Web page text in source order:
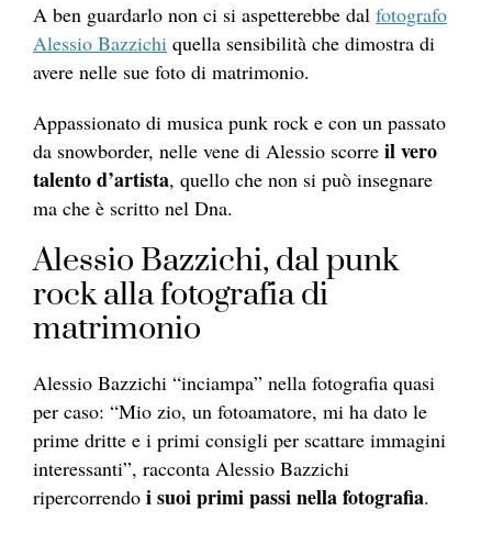
A ben guardarlo non ci si aspetterebbe dal fotografo
Alessio Bazzichi quella sensibilità che dimostra di
avere nelle sue foto di matrimonio.
Appassionato di musica punk rock e con un passato
da snowborder, nelle vene di Alessio scorre il vero
talento d’artista, quello che non si può insegnare
ma che è scritto nel Dna.
Alessio Bazzichi, dal punk
rock alla fotografia di
matrimonio
Alessio Bazzichi “inciampa” nella fotografia quasi
per caso: “Mio zio, un fotoamatore, mi ha dato le
prime dritte e i primi consigli per scattare immagini
interessanti”, racconta Alessio Bazzichi
ripercorrendo i suoi primi passi nella fotografia.